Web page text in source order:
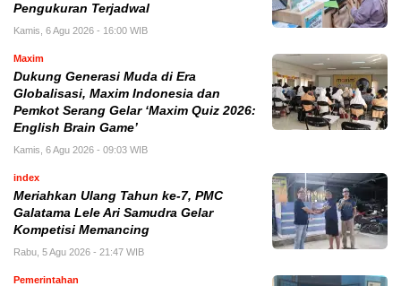
Pengukuran Terjadwal
Kamis, 6 Agu 2026 - 16:00 WIB
Maxim
Dukung Generasi Muda di Era
Globalisasi, Maxim Indonesia dan
Pemkot Serang Gelar ‘Maxim Quiz 2026:
English Brain Game’
Kamis, 6 Agu 2026 - 09:03 WIB
index
Meriahkan Ulang Tahun ke-7, PMC
Galatama Lele Ari Samudra Gelar
Kompetisi Memancing
Rabu, 5 Agu 2026 - 21:47 WIB
Pemerintahan